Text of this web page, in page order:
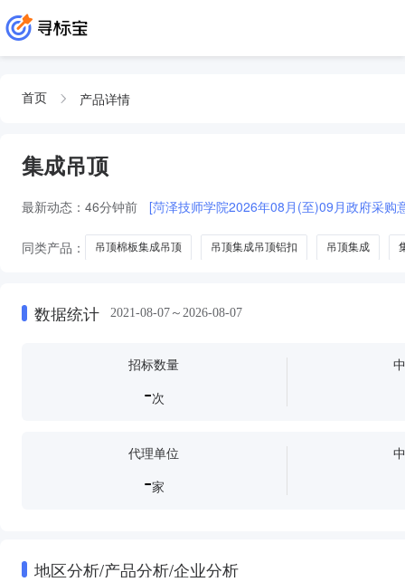
首页 产品详情
集成吊顶
最新动态： 46分钟前 [菏泽技师学院2026年08月(至)09月政府采购
同类产品： 吊顶棉板集成吊顶 吊顶集成吊顶铝扣 吊顶集成
数据统计 2021-08-07～2026-08-07
招标数量
-次
代理单位
-家
地区分析/产品分析/企业分析